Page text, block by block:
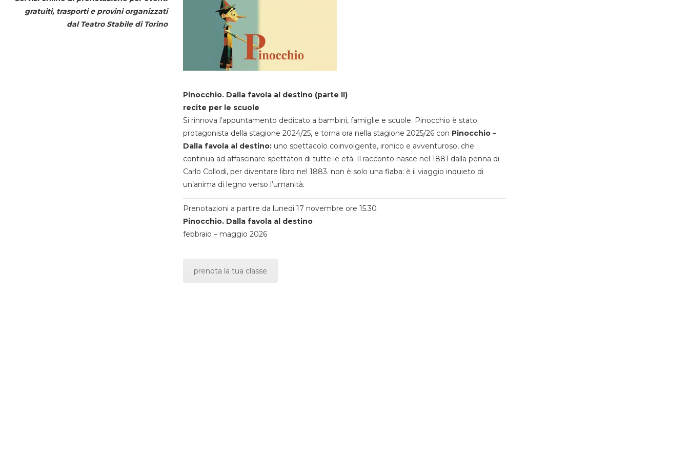
gratuiti, trasporti e provini organizzati
dal Teatro Stabile di Torino
Pinocchio. Dalla favola al destino (parte II)
recite per le scuole
Si rinnova l’appuntamento dedicato a bambini, famiglie e scuole. Pinocchio è stato
protagonista della stagione 2024/25, e torna ora nella stagione 2025/26 con Pinocchio –
Dalla favola al destino:uno spettacolo coinvolgente, ironico e avventuroso, che
continua ad affascinare spettatori di tutte le età. Il racconto nasce nel 1881 dalla penna di
Carlo Collodi, per diventare libro nel 1883. non è solo una fiaba: è il viaggio inquieto di
un’anima di legno verso l’umanità.
Prenotazioni a partire da lunedi 17 novembre ore 15.30
Pinocchio. Dalla favola al destino
febbraio – maggio 2026
prenota la tua classe